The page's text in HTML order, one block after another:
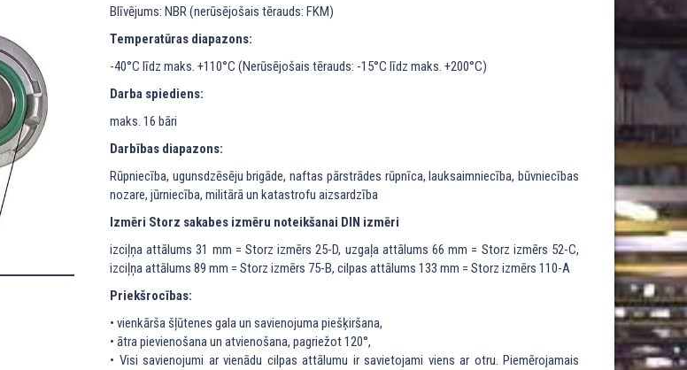
Blīvējums: NBR (nerūsējošais tērauds: FKM)
Temperatūras diapazons:
-40°C līdz maks. +110°C (Nerūsējošais tērauds: -15°C līdz maks. +200°C)
Darba spiediens:
maks. 16 bāri
Darbības diapazons:
Rūpniecība, ugunsdzēsēju brigāde, naftas pārstrādes rūpnīca, lauksaimniecība, būvniecības
nozare, jūrniecība, militārā un katastrofu aizsardzība
Izmēri Storz sakabes izmēru noteikšanai DIN izmēri
izciļņa attālums 31 mm = Storz izmērs 25-D, uzgaļa attālums 66 mm = Storz izmērs 52-C,
izciļņa attālums 89 mm = Storz izmērs 75-B, cilpas attālums 133 mm = Storz izmērs 110-A
Priekšrocības:
• vienkārša šļūtenes gala un savienojuma piešķiršana,
• ātra pievienošana un atvienošana, pagriežot 120°,
• Visi savienojumi ar vienādu cilpas attālumu ir savietojami viens ar otru. Piemērojamais